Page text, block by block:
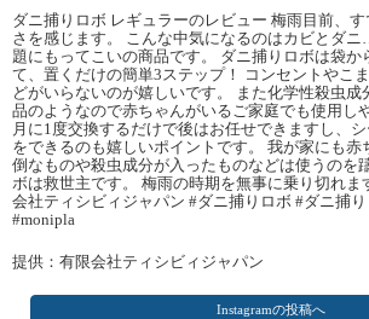
ダニ捕りロボ レギュラーのレビュー 梅雨目前、
さを感じます。 こんな中気になるのはカビとダ
題にもってこいの商品です。 ダニ捕りロボは袋か
て、置くだけの簡単3ステップ！ コンセントやこ
どがいらないのが嬉しいです。 また化学性殺虫
品のようなので赤ちゃんがいるご家庭でも使用し
月に1度交換するだけで後はお任せできますし、
をできるのも嬉しいポイントです。 我が家にも赤
倒なものや殺虫成分が入ったものなどは使うのを
ボは救世主です。 梅雨の時期を無事に乗り切れま
会社ティシビィジャパン #ダニ捕りロボ #ダニ捕
#monipla
提供：有限会社ティシビィジャパン
Instagramの投稿へ